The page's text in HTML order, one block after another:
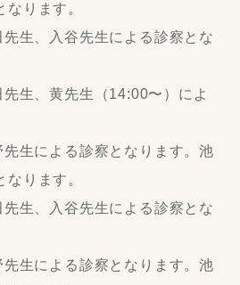
ります。
生、入谷先生による診察とな
生、黄先生（14:00〜）によ
生による診察となります。池
ります。
生、入谷先生による診察とな
生による診察となります。池